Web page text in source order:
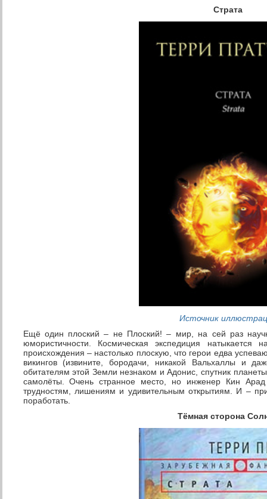
Страта
Источник
Ещё один плоский – не Плоский! – мир, на сей раз
юмористичности. Космическая экспедиция натыкается
происхождения – настолько плоскую, что герои едва
викингов (извините, бородачи, никакой Вальхаллы и
обитателям этой Земли незнаком и Адонис, спутник
самолёты. Очень странное место, но инженер Кин
трудностям, лишениям и удивительным открытиям. И –
поработать.
Тёмная сторона